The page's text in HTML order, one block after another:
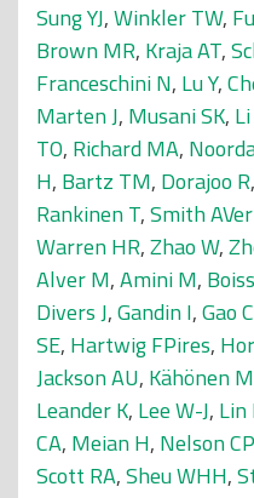
Sung YJ,Winkler TW,
Brown MR, Kraja AT,
Franceschini N, Lu Y,
Marten J, Musani SK,
TO, Richard MA,
H, Bartz TM, Dorajoo R,
Rankinen T,Smith
Warren HR,Zhao W,
Alver M,Amini M,
Divers J,Gandin I,Gao C
SE, Hartwig FPires,
Jackson AU, Kähönen M
Leander K, Lee W-J, Lin
CA, Meian H, Nelson CP
Scott RA,Sheu WHH,